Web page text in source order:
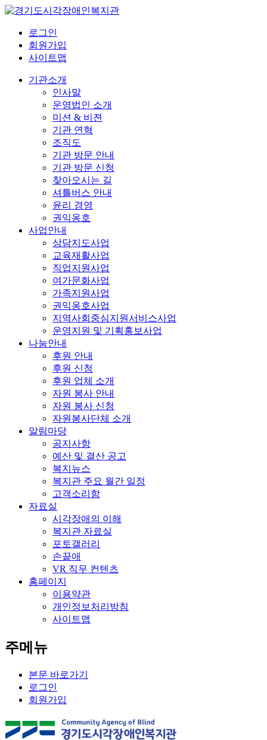
로그인
회원가입
사이트맵
기관소개
인사말
운영법인 소개
미션 & 비젼
기관 연혁
조직도
기관 방문 안내
기관 방문 신청
찾아오시는 길
셔틀버스 안내
윤리 경영
권익옹호
사업안내
상담지도사업
교육재활사업
직업지원사업
여가문화사업
가족지원사업
권익옹호사업
지역사회중심지원서비스사업
운영지원 및 기획홍보사업
나눔안내
후원 안내
후원 신청
후원 업체 소개
자원 봉사 안내
자원 봉사 신청
자원봉사단체 소개
알림마당
공지사항
예산 및 결산 공고
복지뉴스
복지관 주요 월간 일정
고객소리함
자료실
시각장애의 이해
복지관 자료실
포토갤러리
손끝애
VR 직무 컨텐츠
홈페이지
이용약관
개인정보처리방침
사이트맵
주메뉴
본문 바로가기
로그인
회원가입